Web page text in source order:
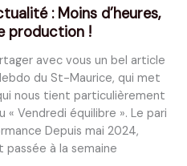
: Moins d’heures,
production !
avec vous un bel article
du St-Maurice, qui met
nous tient particulièrement
Vendredi équilibre ». Le pari
Depuis mai 2024,
passée à la semaine